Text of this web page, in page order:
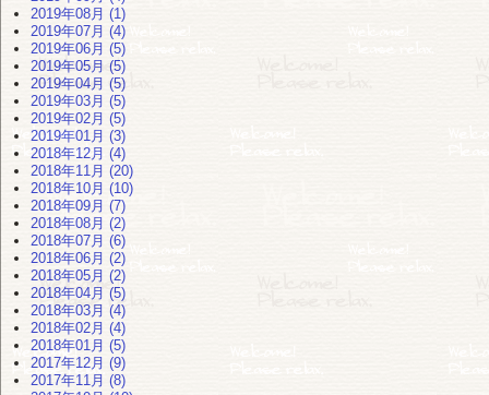
2019年08月 (1)
2019年07月 (4)
2019年06月 (5)
2019年05月 (5)
2019年04月 (5)
2019年03月 (5)
2019年02月 (5)
2019年01月 (3)
2018年12月 (4)
2018年11月 (20)
2018年10月 (10)
2018年09月 (7)
2018年08月 (2)
2018年07月 (6)
2018年06月 (2)
2018年05月 (2)
2018年04月 (5)
2018年03月 (4)
2018年02月 (4)
2018年01月 (5)
2017年12月 (9)
2017年11月 (8)